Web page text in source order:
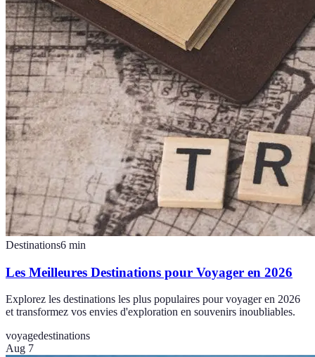
Destinations6 min
Les Meilleures Destinations pour Voyager en 2026
Explorez les destinations les plus populaires pour voyager en 2026
et transformez vos envies d'exploration en souvenirs inoubliables.
voyagedestinations
Aug 7